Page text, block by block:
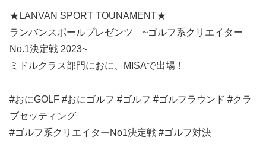
★LANVAN SPORT TOUNAMENT★
ランバンスポールプレゼンツ ~ゴルフ系クリエイター
No.1決定戦 2023~
ミドルクラス部門におに、MISAで出場！
#おにGOLF #おにゴルフ #ゴルフ #ゴルフラウンド #クラ
ブセッティング
#ゴルフ系クリエイターNo1決定戦 #ゴルフ対決